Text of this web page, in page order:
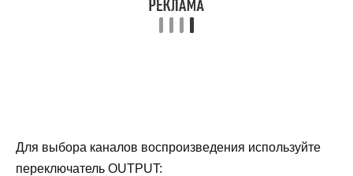
Для выбора каналов воспроизведения используйте
переключатель OUTPUT: